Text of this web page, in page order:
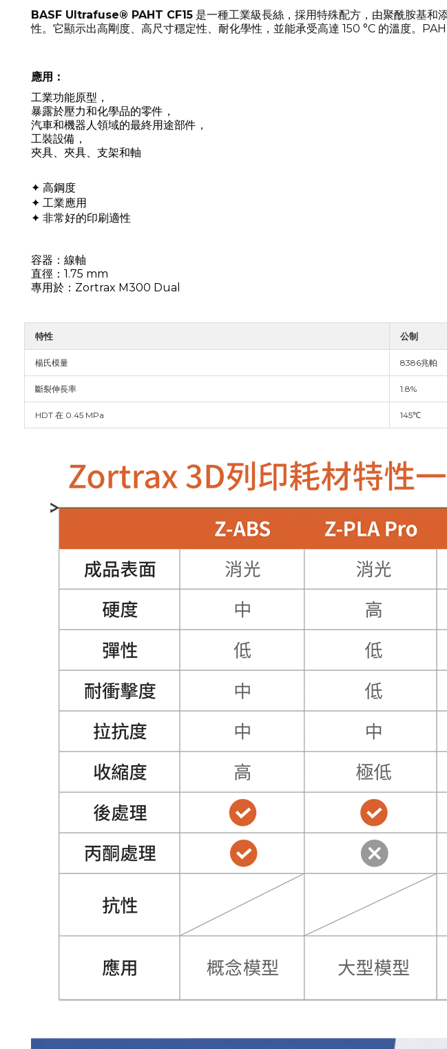
BASF Ultrafuse® PAHT CF15 是一種工業級長絲，採用特殊配方，由聚酰胺基和
性。它顯示出高剛度、高尺寸穩定性、耐化學性，並能承受高達 150 °C 的溫度。
應用：
工業功能原型，
暴露於壓力和化學品的零件，
汽車和機器人領域的最終用途部件，
工裝設備，
夾具、夾具、支架和軸
✦ 高鋼度
✦ 工業應用
✦ 非常好的印刷適性
容器：線軸
直徑：1.75 mm
專用於：Zortrax M300 Dual
特性 公制
楊氏模量 8386兆帕
斷裂伸長率 1.8%
HDT 在 0.45 MPa 145℃